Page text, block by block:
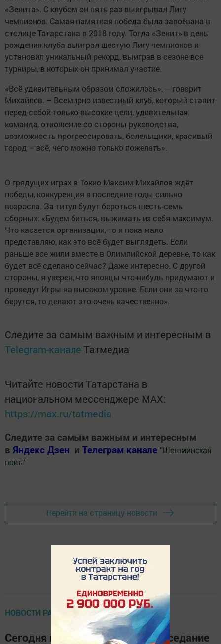
«Зенита». С клубом он пять раз выигрывал Лигу
чемпионов. Самая памятная победа была завоёвана в
столице Татарстана в 2018 году. Тогда «Зенит» в день
рождения клуба выиграл шестую Лигу чемпионов и
установил уникальный рекорд, выиграв в сезоне все
турниры, в которых он принимал участие.
«Всё удивительным образом сложилось», – говорит
Михайлов. – Всемирно известный клуб, который ставит
перед собой только высокие цели, удивительная
команда, отношение со стороны руководства,
возможность прогрессировать, болельщики, красивый
город – всё, чего можно только пожелать».
О грядущих играх в Токио Максим Михайлов ждёт
победы, конкуренция в последние годы сильно
возросла. За титул будут бороться шесть-семь
сборных: «Будем биться, выжимать из себя максимум.
Что касается организации, то я пока мало
представляю, как это всё будет выглядеть. Если
раньше все жили вместе в Олимпийской деревне, то как
будет всё сделано сейчас? Даже интересно. С другой
стороны, я уверен, что японцы что-нибудь придумают и
проведут Игры на высоком уровне. Если они за что-то
берутся, то делают это очень качественно».
Следите за самым важным и интересным в
Telegram-канале Татмедиа
Читайте новости Татарстана в
национальном мессенджере MАХ:
https://max.ru/tatmedia
Следите за самым важным и интересным
в Яндекс Дзен и Телеграм канале " Шешминская
новь"
Перейти на страницу новости
НОВОСТИ РАЙОНА
Сегодня проходит очередное заседание